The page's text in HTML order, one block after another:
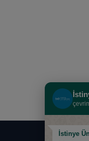
İstinye